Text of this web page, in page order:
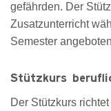
gefährden. Der
Zusatzunterricht
Semester
Stützkurs
Der Stützkurs